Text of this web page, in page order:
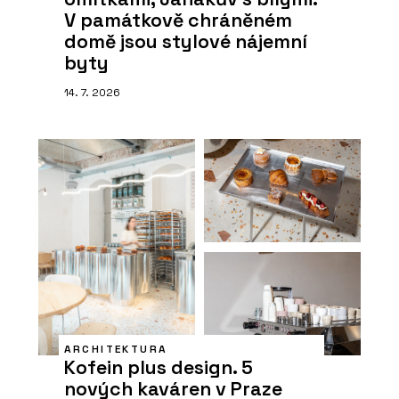
V památkově chráněném
domě jsou stylové nájemní
byty
14. 7. 2026
ARCHITEKTURA
Kofein plus design. 5
nových kaváren v Praze